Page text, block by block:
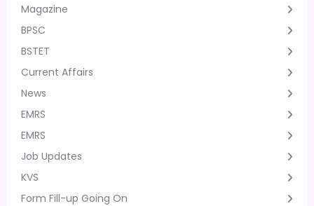
Magazine
BPSC
BSTET
Current Affairs
News
EMRS
EMRS
Job Updates
KVS
Form Fill-up Going On